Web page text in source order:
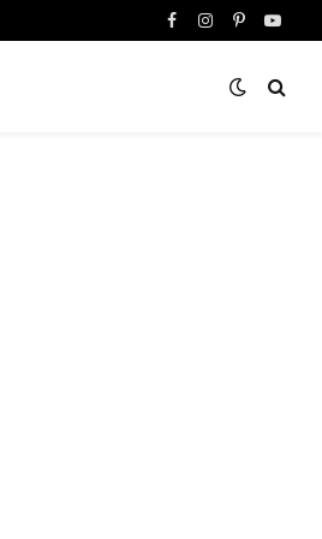
FacebookInstagram
Pinterest